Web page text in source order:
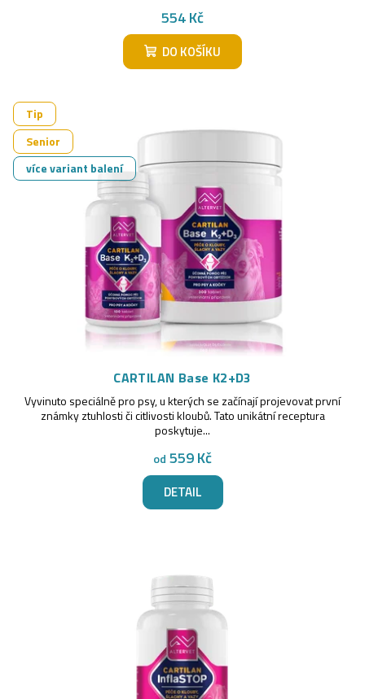
554 Kč
DO KOŠÍKU
Tip
Senior
více variant balení
CARTILAN Base K2+D3
od 559 Kč
DETAIL
Vyvinuto speciálně pro psy, u kterých se začínají projevovat první
známky ztuhlosti či citlivosti kloubů. Tato unikátní receptura
poskytuje...